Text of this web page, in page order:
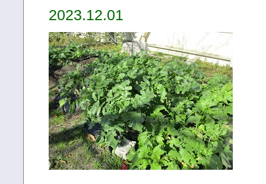
2023.12.01